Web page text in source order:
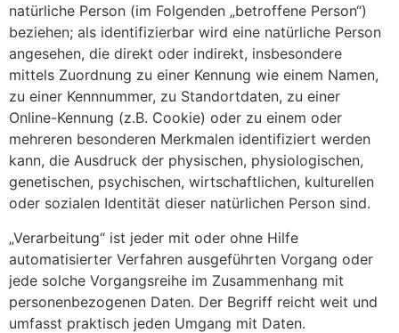
natürliche Person (im Folgenden „betroffene Person“)
beziehen; als identifizierbar wird eine natürliche Person
angesehen, die direkt oder indirekt, insbesondere
mittels Zuordnung zu einer Kennung wie einem Namen,
zu einer Kennnummer, zu Standortdaten, zu einer
Online-Kennung (z.B. Cookie) oder zu einem oder
mehreren besonderen Merkmalen identifiziert werden
kann, die Ausdruck der physischen, physiologischen,
genetischen, psychischen, wirtschaftlichen, kulturellen
oder sozialen Identität dieser natürlichen Person sind.
„Verarbeitung“ ist jeder mit oder ohne Hilfe
automatisierter Verfahren ausgeführten Vorgang oder
jede solche Vorgangsreihe im Zusammenhang mit
personenbezogenen Daten. Der Begriff reicht weit und
umfasst praktisch jeden Umgang mit Daten.